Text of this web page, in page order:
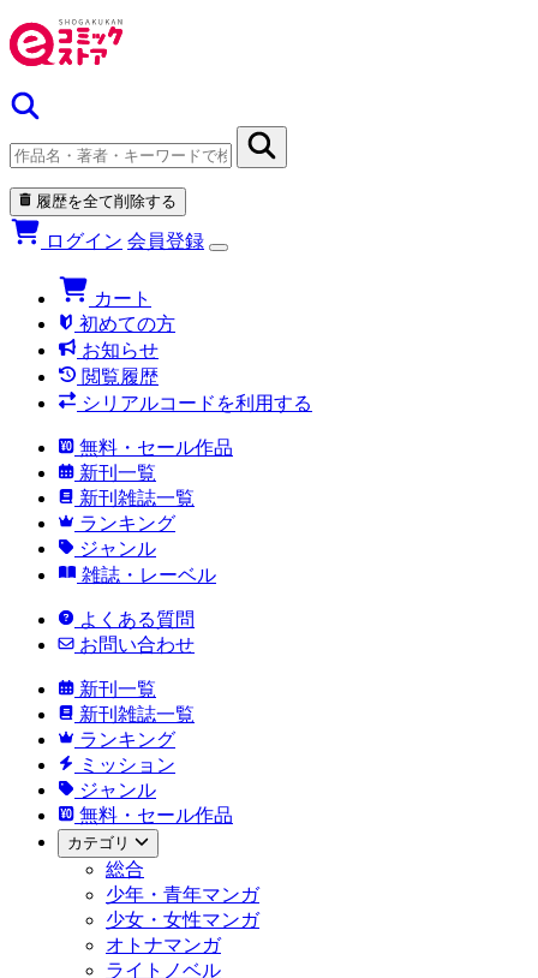
履歴を全て削除する
ログイン 会員登録
カート
初めての方
お知らせ
閲覧履歴
シリアルコードを利用する
無料・セール作品
新刊一覧
新刊雑誌一覧
ランキング
ジャンル
雑誌・レーベル
よくある質問
お問い合わせ
新刊一覧
新刊雑誌一覧
ランキング
ミッション
ジャンル
無料・セール作品
カテゴリ
総合
少年・青年マンガ
少女・女性マンガ
オトナマンガ
ライトノベル